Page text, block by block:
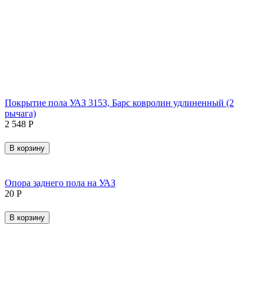
Покрытие пола УАЗ 3153, Барс ковролин удлиненный (2
рычага)
2 548 Р
В корзину
Опора заднего пола на УАЗ
‍20‍ Р
В корзину